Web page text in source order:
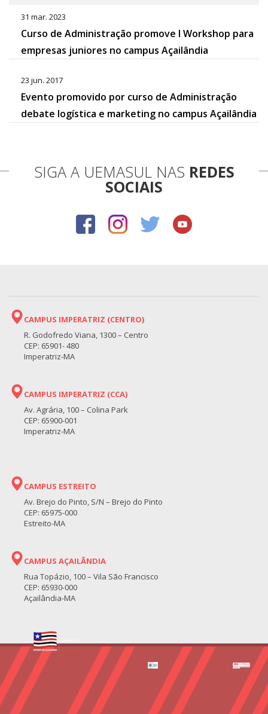
31 mar. 2023
Curso de Administração promove I Workshop para
empresas juniores no campus Açailândia
23 jun. 2017
Evento promovido por curso de Administração
debate logística e marketing no campus Açailândia
SIGA A UEMASUL NAS REDES
SOCIAIS
CAMPUS IMPERATRIZ (CENTRO)
R. Godofredo Viana, 1300 – Centro
CEP: 65901- 480
Imperatriz-MA
CAMPUS IMPERATRIZ (CCA)
Av. Agrária, 100 – Colina Park
CEP: 65900-001
Imperatriz-MA
CAMPUS ESTREITO
Av. Brejo do Pinto, S/N – Brejo do Pinto
CEP: 65975-000
Estreito-MA
CAMPUS AÇAILÂNDIA
Rua Topázio, 100 – Vila São Francisco
CEP: 65930-000
Açailândia-MA